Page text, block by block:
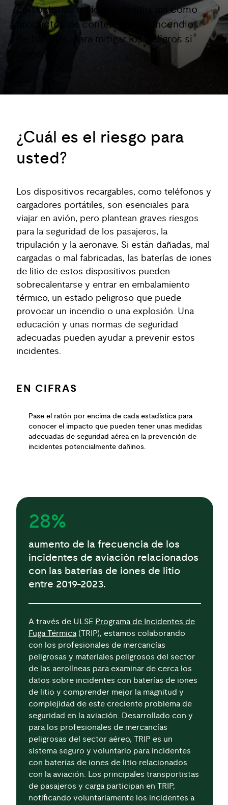
con baterías de iones de litio, así como
productos de contención de incendios
de baterías, para mitigar los peligros si
surgen.
¿Cuál es el riesgo para
usted?
Los dispositivos recargables, como teléfonos y
cargadores portátiles, son esenciales para
viajar en avión, pero plantean graves riesgos
para la seguridad de los pasajeros, la
tripulación y la aeronave. Si están dañadas, mal
cargadas o mal fabricadas, las baterías de iones
de litio de estos dispositivos pueden
sobrecalentarse y entrar en embalamiento
térmico, un estado peligroso que puede
provocar un incendio o una explosión. Una
educación y unas normas de seguridad
adecuadas pueden ayudar a prevenir estos
incidentes.
EN CIFRAS
Pase el ratón por encima de cada estadística para
conocer el impacto que pueden tener unas medidas
adecuadas de seguridad aérea en la prevención de
incidentes potencialmente dañinos.
28%
aumento de la frecuencia de los
incidentes de aviación relacionados
con las baterías de iones de litio
entre 2019-2023.
A través de ULSE Programa de Incidentes de
Fuga Térmica (TRIP), estamos colaborando
con los profesionales de mercancías
peligrosas y materiales peligrosos del sector
de las aerolíneas para examinar de cerca los
datos sobre incidentes con baterías de iones
de litio y comprender mejor la magnitud y
complejidad de este creciente problema de
seguridad en la aviación. Desarrollado con y
para los profesionales de mercancías
peligrosas del sector aéreo, TRIP es un
sistema seguro y voluntario para incidentes
con baterías de iones de litio relacionados
con la aviación. Los principales transportistas
de pasajeros y carga participan en TRIP,
notificando voluntariamente los incidentes a